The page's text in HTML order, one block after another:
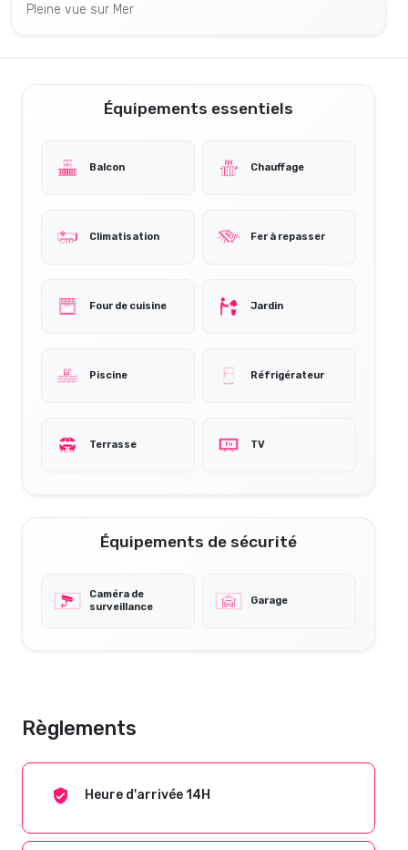
Pleine vue sur Mer
Équipements essentiels
Balcon Chauffage
Climatisation Fer à repasser
Four de cuisine Jardin
Piscine Réfrigérateur
Terrasse TV
Équipements de sécurité
Caméra de
surveillance
Garage
Règlements
Heure d'arrivée 14H